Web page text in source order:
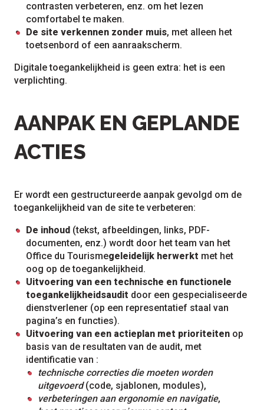
contrasten verbeteren, enz. om het lezen
comfortabel te maken.
De site verkennen zonder muis, met alleen het
toetsenbord of een aanraakscherm.
Digitale toegankelijkheid is geen extra: het is een
verplichting.
AANPAK EN GEPLANDE
ACTIES
Er wordt een gestructureerde aanpak gevolgd om de
toegankelijkheid van de site te verbeteren:
De inhoud (tekst, afbeeldingen, links, PDF-
documenten, enz.) wordt door het team van het
Office du Tourismegeleidelijk herwerkt met het
oog op de toegankelijkheid.
Uitvoering van een technische en functionele
toegankelijkheidsaudit door een gespecialiseerde
dienstverlener (op een representatief staal van
pagina’s en functies).
Uitvoering van een actieplan met prioriteiten op
basis van de resultaten van de audit, met
identificatie van :
technische correcties die moeten worden
uitgevoerd(code, sjablonen, modules),
verbeteringen aan ergonomie en navigatie,